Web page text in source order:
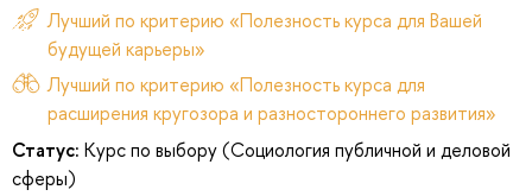
Лучший по критерию «Полезность курса для Вашей
будущей карьеры»
Лучший по критерию «Полезность курса для
расширения кругозора и разностороннего развития»
Статус: Курс по выбору (Социология публичной и деловой
сферы)